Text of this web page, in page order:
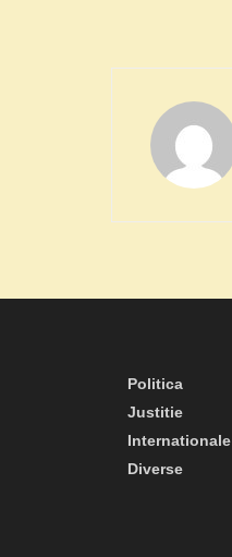
Politica
Justitie
Internationale
Diverse